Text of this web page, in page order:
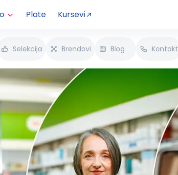
Plate Kursevi
Selekcija Brendovi Blog Kontakt